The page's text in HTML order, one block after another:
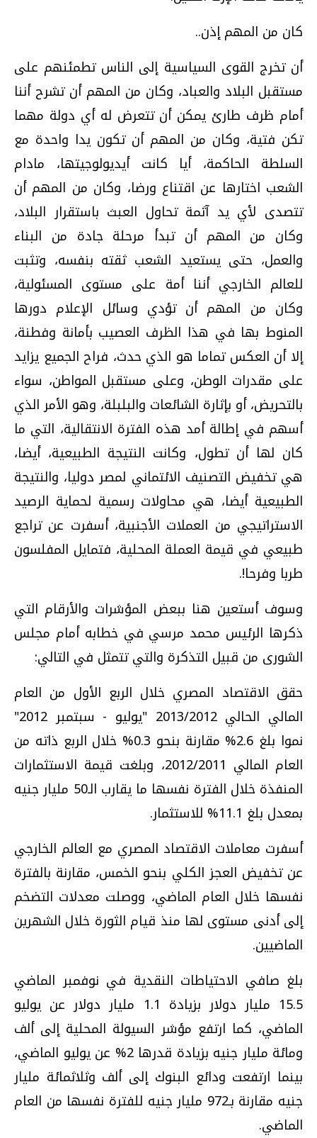
كان من المهم إذن..
أن تخرج القوى السياسية إلى الناس تطمئنهم على
مستقبل البلاد والعباد، وكان من المهم أن تشرح أننا
أمام ظرف طارئ يمكن أن تتعرض له أي دولة مهما
تكن فتية، وكان من المهم أن تكون يدا واحدة مع
السلطة الحاكمة، أيا كانت أيديولوجيتها، مادام
الشعب اختارها عن اقتناع ورضا، وكان من المهم أن
تتصدى لأي يد آثمة تحاول العبث باستقرار البلاد،
وكان من المهم أن تبدأ مرحلة جادة من البناء
والعمل، حتى يستعيد الشعب ثقته بنفسه، وتثبت
للعالم الخارجي أننا أمة على مستوى المسئولية،
وكان من المهم أن تؤدي وسائل الإعلام دورها
المنوط بها في هذا الظرف العصيب بأمانة وفطنة،
إلا أن العكس تماما هو الذي حدث، فراح الجميع يزايد
على مقدرات الوطن، وعلى مستقبل المواطن، سواء
بالتحريض، أو بإثارة الشائعات والبلبلة، وهو الأمر الذي
أسهم في إطالة أمد هذه الفترة الانتقالية، التي ما
كان لها أن تطول، وكانت النتيجة الطبيعية، أيضا،
هي تخفيض التصنيف الائتماني لمصر دوليا، والنتيجة
الطبيعية أيضا، هي محاولات رسمية لحماية الرصيد
الاستراتيجي من العملات الأجنبية، أسفرت عن تراجع
طبيعي في قيمة العملة المحلية، فتمايل المفلسون
طربا وفرحا!.
وسوف أستعين هنا ببعض المؤشرات والأرقام التي
ذكرها الرئيس محمد مرسي في خطابه أمام مجلس
الشورى من قبيل التذكرة والتي تتمثل في التالي:
حقق الاقتصاد المصري خلال الربع الأول من العام
المالي الحالي 2013/2012 "يوليو - سبتمبر 2012"
نموا بلغ 2.6% مقارنة بنحو 0.3% خلال الربع ذاته من
العام المالي 2012/2011، وبلغت قيمة الاستثمارات
المنفذة خلال الفترة نفسها ما يقارب الـ50 مليار جنيه
بمعدل بلغ 11.1% للاستثمار.
أسفرت معاملات الاقتصاد المصري مع العالم الخارجي
عن تخفيض العجز الكلي بنحو الخمس، مقارنة بالفترة
نفسها خلال العام الماضي، ووصلت معدلات التضخم
إلى أدنى مستوى لها منذ قيام الثورة خلال الشهرين
الماضيين.
بلغ صافي الاحتياطات النقدية في نوفمبر الماضي
15.5 مليار دولار بزيادة 1.1 مليار دولار عن يوليو
الماضي، كما ارتفع مؤشر السيولة المحلية إلى ألف
ومائة مليار جنيه بزيادة قدرها 2% عن يوليو الماضي،
بينما ارتفعت ودائع البنوك إلى ألف وثلاثمائة مليار
جنيه مقارنة بـ972 مليار جنيه للفترة نفسها من العام
الماضي.